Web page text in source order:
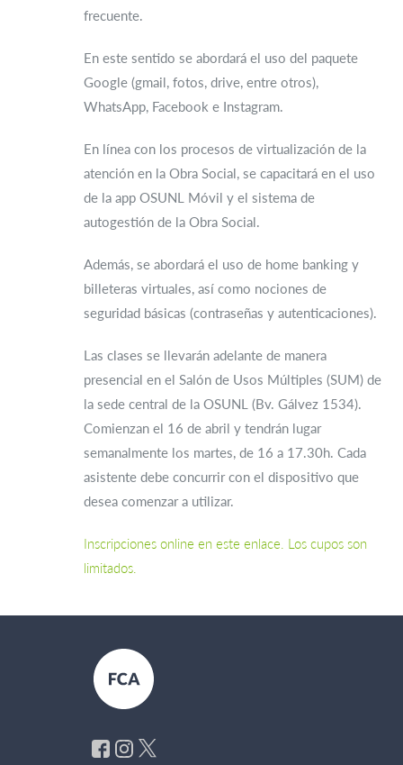
frecuente.
En este sentido se abordará el uso del paquete
Google (gmail, fotos, drive, entre otros),
WhatsApp, Facebook e Instagram.
En línea con los procesos de virtualización de la
atención en la Obra Social, se capacitará en el uso
de la app OSUNL Móvil y el sistema de
autogestión de la Obra Social.
Además, se abordará el uso de home banking y
billeteras virtuales, así como nociones de
seguridad básicas (contraseñas y autenticaciones).
Las clases se llevarán adelante de manera
presencial en el Salón de Usos Múltiples (SUM) de
la sede central de la OSUNL (Bv. Gálvez 1534).
Comienzan el 16 de abril y tendrán lugar
semanalmente los martes, de 16 a 17.30h. Cada
asistente debe concurrir con el dispositivo que
desea comenzar a utilizar.
Inscripciones online en este enlace. Los cupos son
limitados.